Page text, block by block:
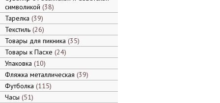
символикой 38
Тарелка 39
Текстиль 26
Товары для пикника 35
Товары к Пасхе 24
Упаковка 10
Фляжка металлическая 39
Футболка 115
Часы 51